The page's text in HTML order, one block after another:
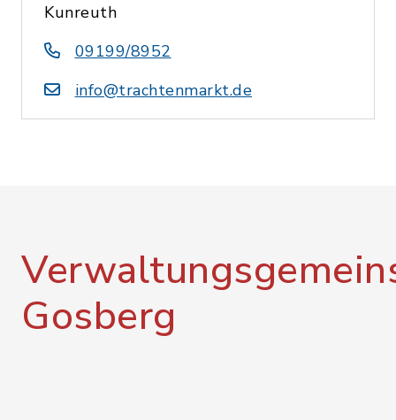
Kunreuth
09199/8952
info@trachtenmarkt.de
Gosberg